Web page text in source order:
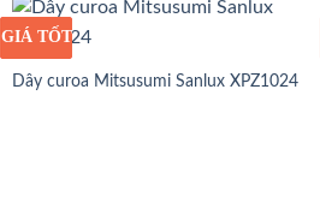
GIÁ SỈ
GIÁ TỐT
Dây curoa Mitsusumi Sanlux XPZ1024